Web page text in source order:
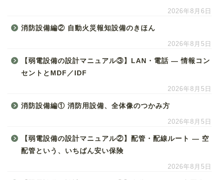
2026年8月6日
消防設備編② 自動火災報知設備のきほん
2026年8月5日
【弱電設備の設計マニュアル③】LAN・電話 ― 情報コン
セントとMDF／IDF
2026年8月5日
消防設備編① 消防用設備、全体像のつかみ方
2026年8月5日
【弱電設備の設計マニュアル②】配管・配線ルート ― 空
配管という、いちばん安い保険
2026年8月5日